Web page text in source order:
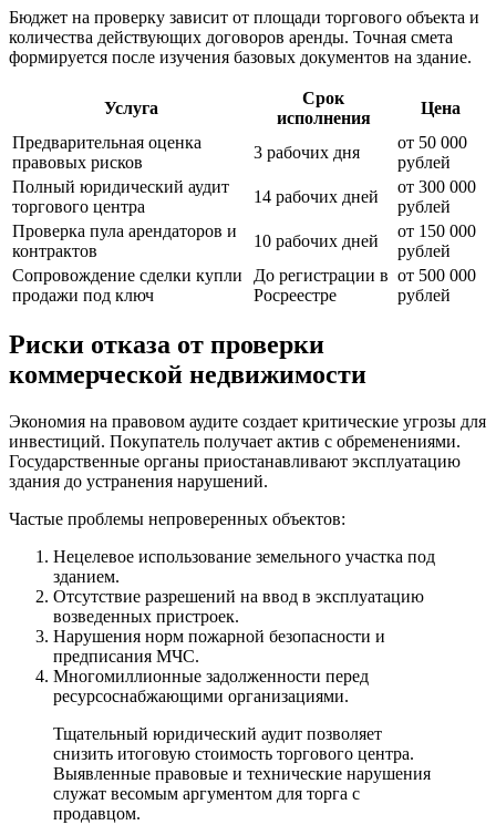
Бюджет на проверку зависит от площади торгового объекта и
количества действующих договоров аренды. Точная смета
формируется после изучения базовых документов на здание.
Услуга
Срок
исполнения
Цена
Предварительная оценка
правовых рисков
3 рабочих дня
от 50 000
рублей
Полный юридический аудит
торгового центра
14 рабочих дней
от 300 000
рублей
Проверка пула арендаторов и
контрактов
10 рабочих дней
от 150 000
рублей
Сопровождение сделки купли
продажи под ключ
До регистрации в
Росреестре
от 500 000
рублей
Риски отказа от проверки
коммерческой недвижимости
Экономия на правовом аудите создает критические угрозы для
инвестиций. Покупатель получает актив с обременениями.
Государственные органы приостанавливают эксплуатацию
здания до устранения нарушений.
Частые проблемы непроверенных объектов:
Нецелевое использование земельного участка под
зданием.
Отсутствие разрешений на ввод в эксплуатацию
возведенных пристроек.
Нарушения норм пожарной безопасности и
предписания МЧС.
Многомиллионные задолженности перед
ресурсоснабжающими организациями.
Тщательный юридический аудит позволяет
снизить итоговую стоимость торгового центра.
Выявленные правовые и технические нарушения
служат весомым аргументом для торга с
продавцом.